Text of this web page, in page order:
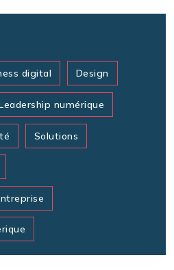
digital Design
numérique
Solutions